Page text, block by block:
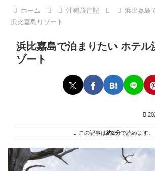
ホーム 沖縄旅行記
浜比嘉島
浜比嘉島リゾート
浜比嘉島で泊まりたい ホテル
ゾート
この記事は約2分で読めます。